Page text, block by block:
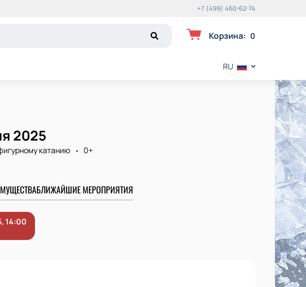
+7 (499) 460-62-74
Корзина: 0
RU
2025
катанию
0+
БЛИЖАЙШИЕ МЕРОПРИЯТИЯ